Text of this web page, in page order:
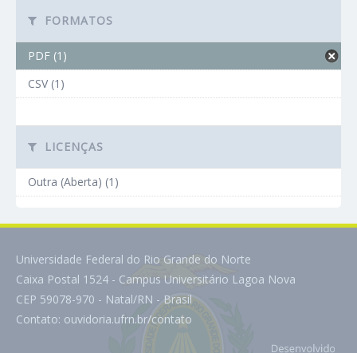
FORMATOS
PDF (1)
CSV (1)
LICENÇAS
Outra (Aberta) (1)
Universidade Federal do Rio Grande do Norte
Caixa Postal 1524 - Campus Universitário Lagoa Nova
CEP 59078-970 - Natal/RN - Brasil
Contato: ouvidoria.ufrn.br/contato